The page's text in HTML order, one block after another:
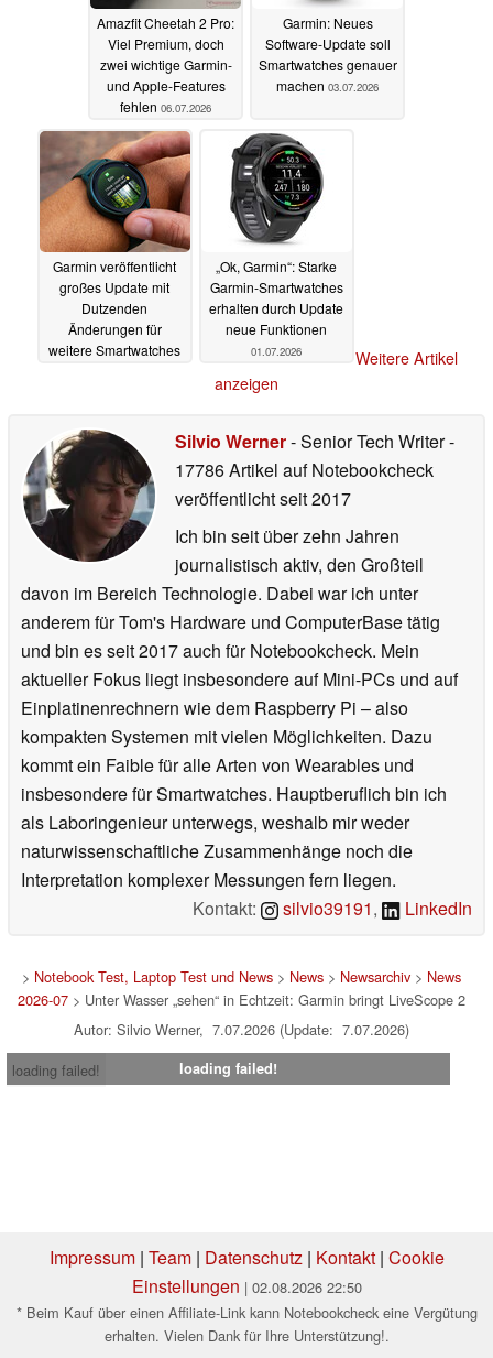
Amazfit Cheetah 2 Pro:
Viel Premium, doch
zwei wichtige Garmin-
und Apple-Features
fehlen 06.07.2026
Garmin: Neues
Software-Update soll
Smartwatches genauer
machen 03.07.2026
Garmin veröffentlicht
großes Update mit
Dutzenden
Änderungen für
weitere Smartwatches
„Ok, Garmin“: Starke
Garmin-Smartwatches
erhalten durch Update
neue Funktionen
01.07.2026
Weitere Artikel
anzeigen
Silvio Werner- Senior Tech Writer-
17786 Artikel auf Notebookcheck
veröffentlichtseit 2017
Ich bin seit über zehn Jahren
journalistisch aktiv, den Großteil
davon im Bereich Technologie. Dabei war ich unter
anderem für Tom's Hardware und ComputerBase tätig
und bin es seit 2017 auch für Notebookcheck. Mein
aktueller Fokus liegt insbesondere auf Mini-PCs und auf
Einplatinenrechnern wie dem Raspberry Pi – also
kompakten Systemen mit vielen Möglichkeiten. Dazu
kommt ein Faible für alle Arten von Wearables und
insbesondere für Smartwatches. Hauptberuflich bin ich
als Laboringenieur unterwegs, weshalb mir weder
naturwissenschaftliche Zusammenhänge noch die
Interpretation komplexer Messungen fern liegen.
Kontakt:
silvio39191, LinkedIn
> Notebook Test, Laptop Test und News> News> Newsarchiv> News
2026-07> Unter Wasser „sehen“ in Echtzeit: Garmin bringt LiveScope 2
Autor: Silvio Werner, 7.07.2026 (Update: 7.07.2026)
loading failed!
loading failed!
Impressum| Team| Datenschutz| Kontakt| Cookie
Einstellungen | 02.08.2026 22:50
* Beim Kauf über einen Affiliate-Link kann Notebookcheck eine Vergütung
erhalten. Vielen Dank für Ihre Unterstützung!.